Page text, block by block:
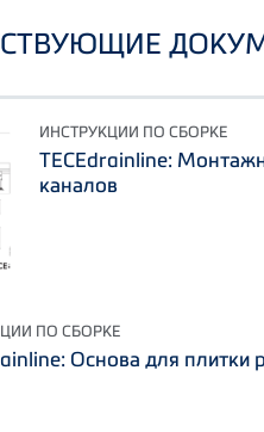
ИНСТРУКЦИИ ПО СБОРКЕ
TECEdrainline:
каналов
ПО СБОРКЕ
Основа для плитки